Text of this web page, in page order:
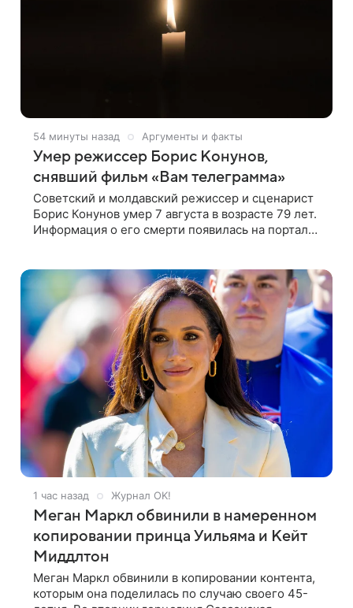
54 минуты назад Аргументы и факты
Умер режиссер Борис Конунов,
снявший фильм «Вам телеграмма»
Советский и молдавский режиссер и сценарист
Борис Конунов умер 7 августа в возрасте 79 лет.
Информация о его смерти появилась на портале
1 час назад Журнал OK!
Меган Маркл обвинили в намеренном
копировании принца Уильяма и Кейт
Миддлтон
Меган Маркл обвинили в копировании контента,
которым она поделилась по случаю своего 45-